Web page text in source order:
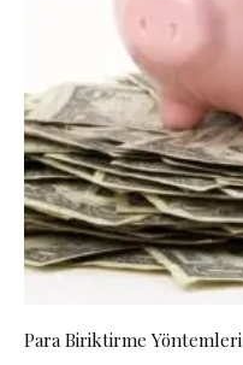
Para Biriktirme Yöntemleri